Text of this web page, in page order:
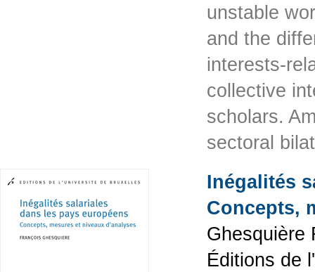
unstable
and the
interests-
collective
scholars.
sectoral
Inégalités
Concepts,
Ghesquière
Éditions de